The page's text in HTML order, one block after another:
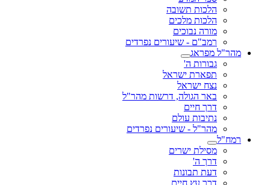
הלכות תשובה
הלכות מלכים
מורה נבוכים
רמב"ם - שיעורים נפרדים
מהר"ל מפראג
גבורות ה'
תפארת ישראל
נצח ישראל
באר הגולה, דרשות מהר"ל
דרך חיים
נתיבות עולם
מהר"ל - שיעורים נפרדים
רמח"ל
מסילת ישרים
דרך ה'
דעת תבונות